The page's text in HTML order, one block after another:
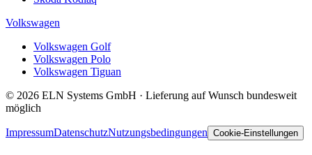
Volkswagen
Volkswagen Golf
Volkswagen Polo
Volkswagen Tiguan
© 2026 ELN Systems GmbH · Lieferung auf Wunsch bundesweit
möglich
ImpressumDatenschutzNutzungsbedingungen Cookie-Einstellungen